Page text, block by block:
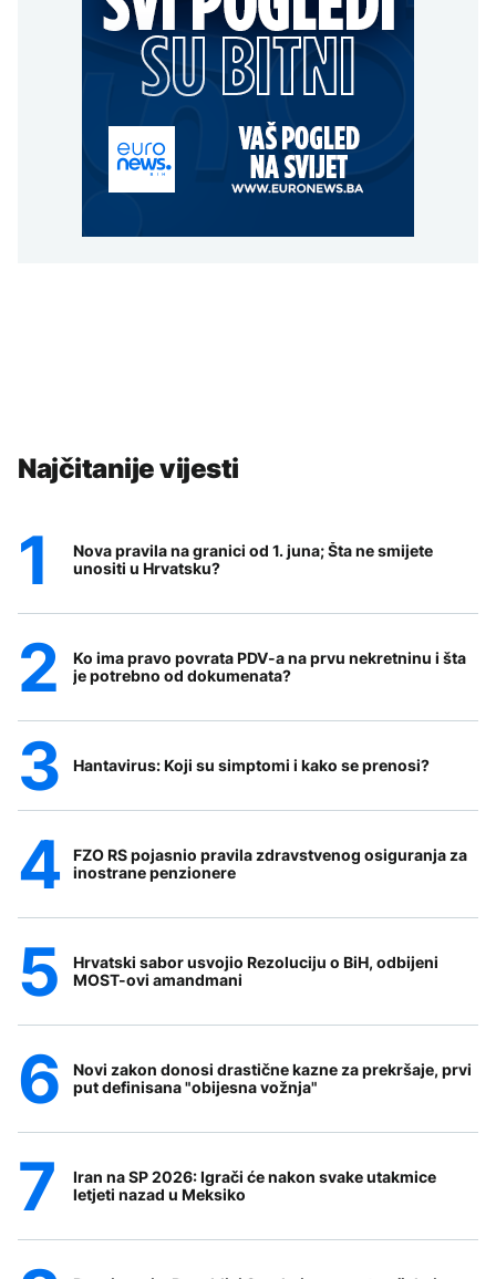
Najčitanije vijesti
Nova pravila na granici od 1. juna; Šta ne smijete
unositi u Hrvatsku?
Ko ima pravo povrata PDV-a na prvu nekretninu i šta
je potrebno od dokumenata?
Hantavirus: Koji su simptomi i kako se prenosi?
FZO RS pojasnio pravila zdravstvenog osiguranja za
inostrane penzionere
Hrvatski sabor usvojio Rezoluciju o BiH, odbijeni
MOST-ovi amandmani
Novi zakon donosi drastične kazne za prekršaje, prvi
put definisana "obijesna vožnja"
Iran na SP 2026: Igrači će nakon svake utakmice
letjeti nazad u Meksiko